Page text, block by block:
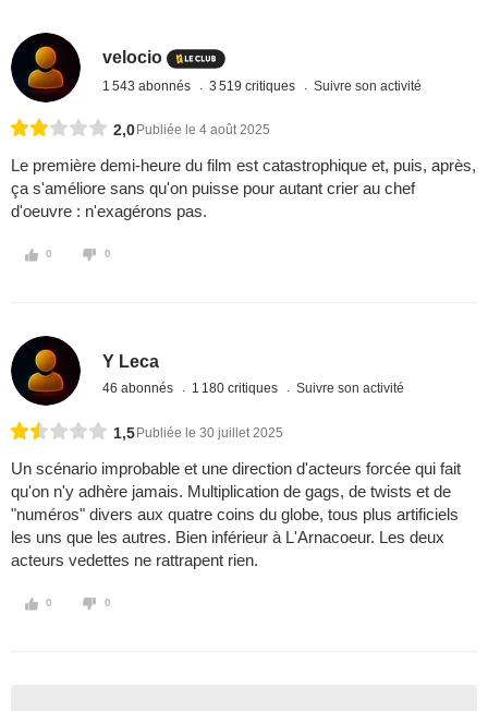
velocio
1 543 abonnés 3 519 critiques Suivre son activité
2,0 Publiée le 4 août 2025
Le première demi-heure du film est catastrophique et, puis, après,
ça s'améliore sans qu'on puisse pour autant crier au chef
d'oeuvre : n'exagérons pas.
0 0
Y Leca
46 abonnés 1 180 critiques Suivre son activité
1,5 Publiée le 30 juillet 2025
Un scénario improbable et une direction d'acteurs forcée qui fait
qu'on n'y adhère jamais. Multiplication de gags, de twists et de
"numéros" divers aux quatre coins du globe, tous plus artificiels
les uns que les autres. Bien inférieur à L'Arnacoeur. Les deux
acteurs vedettes ne rattrapent rien.
0 0